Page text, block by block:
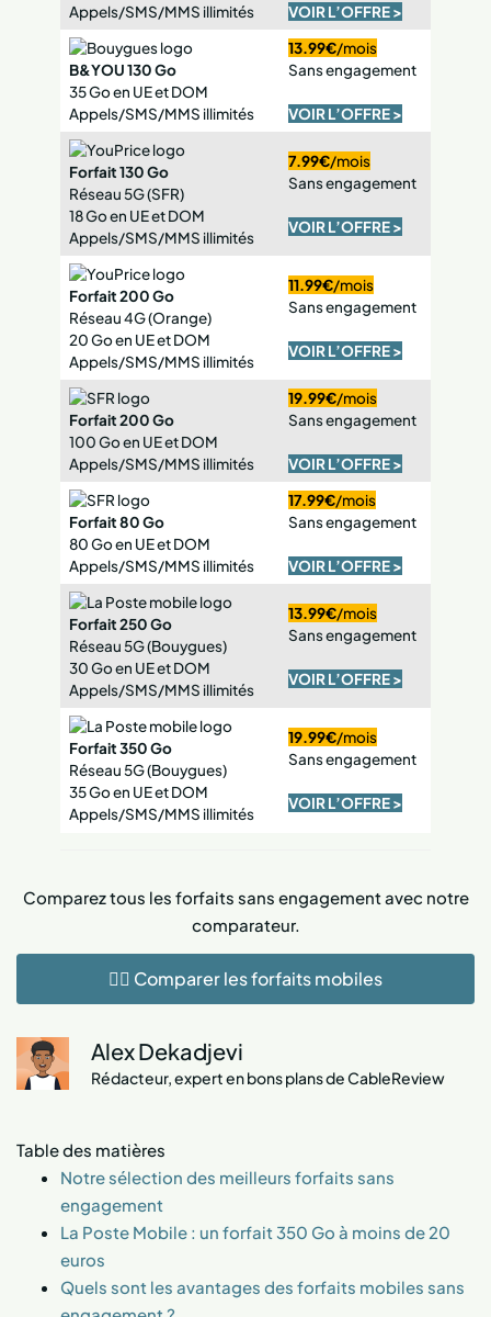
Appels/SMS/MMS illimités
VOIR L’OFFRE >
B&YOU 130 Go
35 Go en UE et DOM
Appels/SMS/MMS illimités
13.99€/mois
Sans engagement
VOIR L’OFFRE >
Forfait 130 Go
Réseau 5G (SFR)
18 Go en UE et DOM
Appels/SMS/MMS illimités
7.99€/mois
Sans engagement
VOIR L’OFFRE >
Forfait 200 Go
Réseau 4G (Orange)
20 Go en UE et DOM
Appels/SMS/MMS illimités
11.99€/mois
Sans engagement
VOIR L’OFFRE >
Forfait 200 Go
100 Go en UE et DOM
Appels/SMS/MMS illimités
19.99€/mois
Sans engagement
VOIR L’OFFRE >
Forfait 80 Go
80 Go en UE et DOM
Appels/SMS/MMS illimités
17.99€/mois
Sans engagement
VOIR L’OFFRE >
Forfait 250 Go
Réseau 5G (Bouygues)
30 Go en UE et DOM
Appels/SMS/MMS illimités
13.99€/mois
Sans engagement
VOIR L’OFFRE >
Forfait 350 Go
Réseau 5G (Bouygues)
35 Go en UE et DOM
Appels/SMS/MMS illimités
19.99€/mois
Sans engagement
VOIR L’OFFRE >
Comparez tous les forfaits sans engagement avec notre
comparateur.
👉🏻 Comparer les forfaits mobiles
Alex Dekadjevi
Rédacteur, expert en bons plans de CableReview
Table des matières
Notre sélection des meilleurs forfaits sans
engagement
La Poste Mobile : un forfait 350 Go à moins de 20
euros
Quels sont les avantages des forfaits mobiles sans